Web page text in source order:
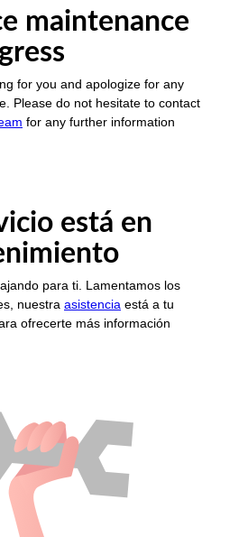
maintenance
for you and apologize for any
Please do not hesitate to contact
for any further information
está en
para ti. Lamentamos los
nuestra asistencia está a tu
ofrecerte más información